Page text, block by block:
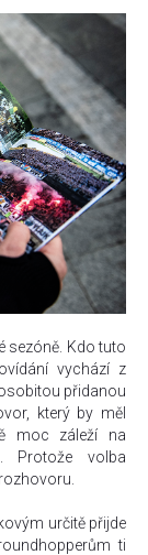
sezóně. Kdo tuto
vychází z
přidanou
který by měl
moc záleží na
Protože volba
určitě přijde
ti